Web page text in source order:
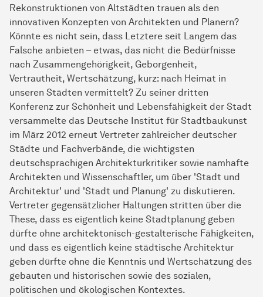
Rekonstruktionen von Altstädten trauen als den
innovativen Konzepten von Architekten und Planern?
Könnte es nicht sein, dass Letztere seit Langem das
Falsche anbieten – etwas, das nicht die Bedürfnisse
nach Zusammengehörigkeit, Geborgenheit,
Vertrautheit, Wertschätzung, kurz: nach Heimat in
unseren Städten vermittelt? Zu seiner dritten
Konferenz zur Schönheit und Lebensfähigkeit der Stadt
versammelte das Deutsche Institut für Stadtbaukunst
im März 2012 erneut Vertreter zahlreicher deutscher
Städte und Fachverbände, die wichtigsten
deutschsprachigen Architekturkritiker sowie namhafte
Architekten und Wissenschaftler, um über 'Stadt und
Architektur' und 'Stadt und Planung' zu diskutieren.
Vertreter gegensätzlicher Haltungen stritten über die
These, dass es eigentlich keine Stadtplanung geben
dürfte ohne architektonisch-gestalterische Fähigkeiten,
und dass es eigentlich keine städtische Architektur
geben dürfte ohne die Kenntnis und Wertschätzung des
gebauten und historischen sowie des sozialen,
politischen und ökologischen Kontextes.